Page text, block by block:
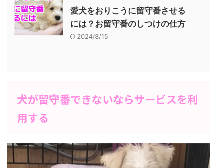
愛犬をおりこうに留守番させる
には？お留守番のしつけの仕方
2024/8/15
犬が留守番できないならサービスを利
用する